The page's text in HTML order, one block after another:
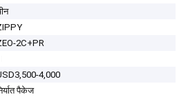
2C+PR
4,000
पैकेज